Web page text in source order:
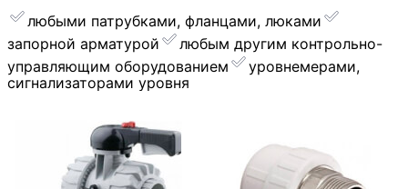
любыми патрубками, фланцами, люками
запорной арматурой
︎любым другим контрольно-
управляющим оборудованием
уровнемерами,
сигнализаторами уровня